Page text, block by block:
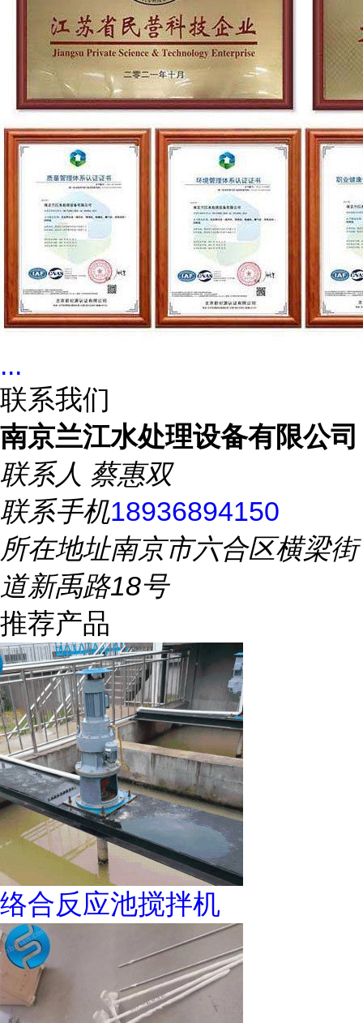
...
联系我们
南京兰江水处理设备有限公司
联系人 蔡惠双
联系手机18936894150
所在地址南京市六合区横梁街
道新禹路18号
推荐产品
络合反应池搅拌机